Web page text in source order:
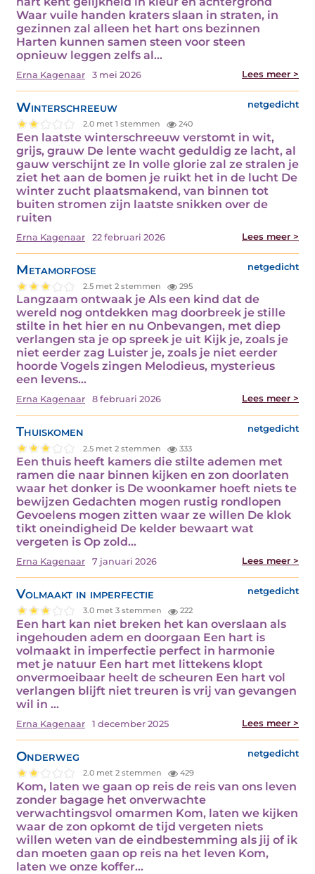
Waar vuile handen kraters slaan in straten, in
gezinnen zal alleen het hart ons bezinnen
Harten kunnen samen steen voor steen
opnieuw leggen zelfs al...
Erna Kagenaar 3 mei 2026 Lees meer >
Winterschreeuw netgedicht
2.0 met 1 stemmen 240
Een laatste winterschreeuw verstomt in wit,
grijs, grauw De lente wacht geduldig ze lacht, al
gauw verschijnt ze In volle glorie zal ze stralen je
ziet het aan de bomen je ruikt het in de lucht De
winter zucht plaatsmakend, van binnen tot
buiten stromen zijn laatste snikken over de
ruiten
Erna Kagenaar 22 februari 2026 Lees meer >
Metamorfose netgedicht
2.5 met 2 stemmen 295
Langzaam ontwaak je Als een kind dat de
wereld nog ontdekken mag doorbreek je stille
stilte in het hier en nu Onbevangen, met diep
verlangen sta je op spreek je uit Kijk je, zoals je
niet eerder zag Luister je, zoals je niet eerder
hoorde Vogels zingen Melodieus, mysterieus
een levens...
Erna Kagenaar 8 februari 2026 Lees meer >
Thuiskomen netgedicht
2.5 met 2 stemmen 333
Een thuis heeft kamers die stilte ademen met
ramen die naar binnen kijken en zon doorlaten
waar het donker is De woonkamer hoeft niets te
bewijzen Gedachten mogen rustig rondlopen
Gevoelens mogen zitten waar ze willen De klok
tikt oneindigheid De kelder bewaart wat
vergeten is Op zold...
Erna Kagenaar 7 januari 2026 Lees meer >
Volmaakt in imperfectie netgedicht
3.0 met 3 stemmen 222
Een hart kan niet breken het kan overslaan als
ingehouden adem en doorgaan Een hart is
volmaakt in imperfectie perfect in harmonie
met je natuur Een hart met littekens klopt
onvermoeibaar heelt de scheuren Een hart vol
verlangen blijft niet treuren is vrij van gevangen
wil in ...
Erna Kagenaar 1 december 2025 Lees meer >
Onderweg netgedicht
2.0 met 2 stemmen 429
Kom, laten we gaan op reis de reis van ons leven
zonder bagage het onverwachte
verwachtingsvol omarmen Kom, laten we kijken
waar de zon opkomt de tijd vergeten niets
willen weten van de eindbestemming als jij of ik
dan moeten gaan op reis na het leven Kom,
laten we onze koffer...